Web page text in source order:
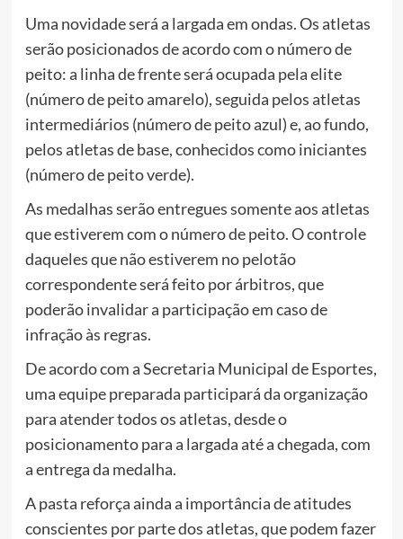
Uma novidade será a largada em ondas. Os atletas
serão posicionados de acordo com o número de
peito: a linha de frente será ocupada pela elite
(número de peito amarelo), seguida pelos atletas
intermediários (número de peito azul) e, ao fundo,
pelos atletas de base, conhecidos como iniciantes
(número de peito verde).
As medalhas serão entregues somente aos atletas
que estiverem com o número de peito. O controle
daqueles que não estiverem no pelotão
correspondente será feito por árbitros, que
poderão invalidar a participação em caso de
infração às regras.
De acordo com a Secretaria Municipal de Esportes,
uma equipe preparada participará da organização
para atender todos os atletas, desde o
posicionamento para a largada até a chegada, com
a entrega da medalha.
A pasta reforça ainda a importância de atitudes
conscientes por parte dos atletas, que podem fazer